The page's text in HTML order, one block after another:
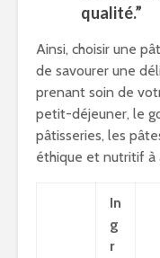
qualité.”
Ainsi, choisir une
de savourer une
prenant soin de
petit-déjeuner, le
pâtisseries, les
éthique et nutritif à
In
g
r